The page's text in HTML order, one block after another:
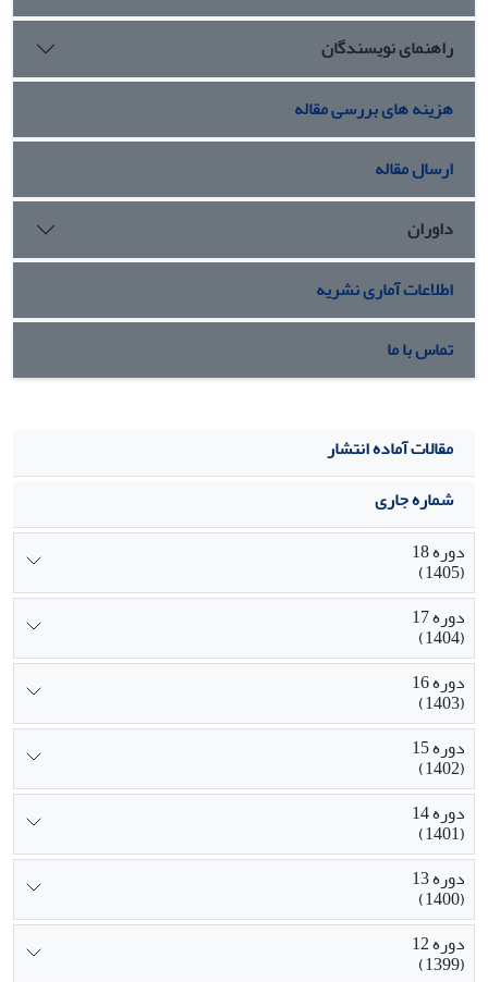
راهنمای نویسندگان
هزینه های بررسی مقاله
ارسال مقاله
داوران
اطلاعات آماری نشریه
تماس با ما
مقالات آماده انتشار
شماره جاری
دوره 18
(1405)
دوره 17
(1404)
دوره 16
(1403)
دوره 15
(1402)
دوره 14
(1401)
دوره 13
(1400)
دوره 12
(1399)